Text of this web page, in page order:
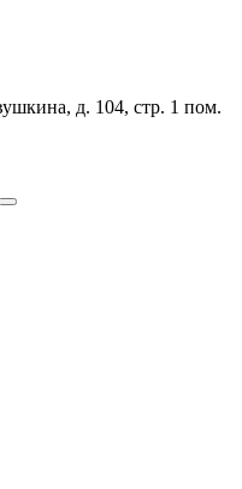
д. 104, стр. 1 пом.